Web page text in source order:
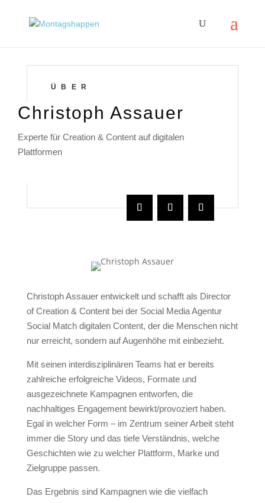
ÜBER
Christoph Assauer
Experte für Creation & Content auf digitalen
Plattformen
Christoph Assauer entwickelt und schafft als Director
of Creation & Content bei der Social Media Agentur
Social Match digitalen Content, der die Menschen nicht
nur erreicht, sondern auf Augenhöhe mit einbezieht.
Mit seinen interdisziplinären Teams hat er bereits
zahlreiche erfolgreiche Videos, Formate und
ausgezeichnete Kampagnen entworfen, die
nachhaltiges Engagement bewirkt/provoziert haben.
Egal in welcher Form – im Zentrum seiner Arbeit steht
immer die Story und das tiefe Verständnis, welche
Geschichten wie zu welcher Plattform, Marke und
Zielgruppe passen.
Das Ergebnis sind Kampagnen wie die vielfach